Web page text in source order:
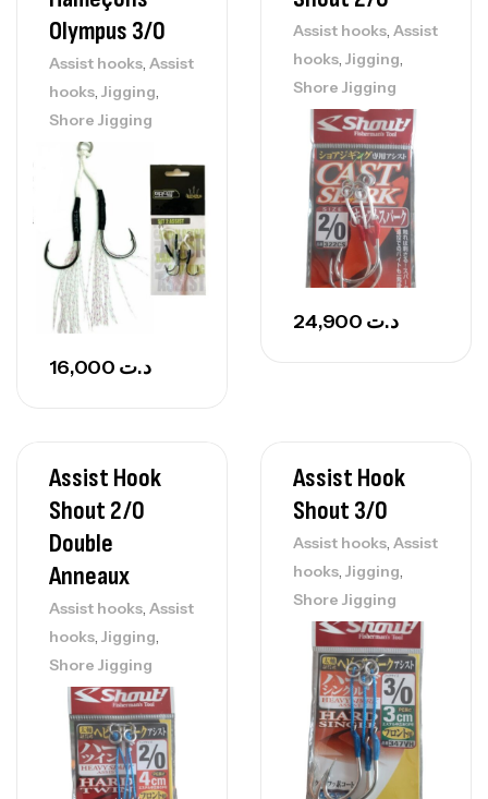
Olympus 3/0
Assist hooks, Assist
hooks, Jigging,
Shore Jigging
د.ت
Assist hooks, Assist
hooks, Jigging,
Shore Jigging
د.ت
Assist Hook
Shout 2/0
Double
Anneaux
Assist hooks, Assist
hooks, Jigging,
Shore Jigging
Assist Hook
Shout 3/0
Assist hooks, Assist
hooks, Jigging,
Shore Jigging